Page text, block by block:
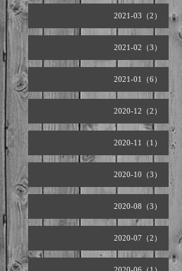
2021-03（2）
2021-02（3）
2021-01（6）
2020-12（2）
2020-11（1）
2020-10（3）
2020-08（3）
2020-07（2）